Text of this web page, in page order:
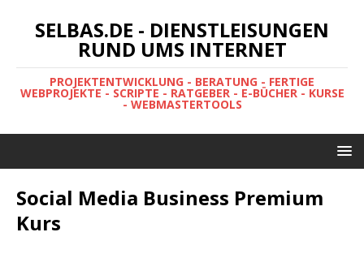
SELBAS.DE - DIENSTLEISUNGEN
RUND UMS INTERNET
PROJEKTENTWICKLUNG - BERATUNG - FERTIGE
WEBPROJEKTE - SCRIPTE - RATGEBER - E-BÜCHER - KURSE
- WEBMASTERTOOLS
Social Media Business Premium
Kurs